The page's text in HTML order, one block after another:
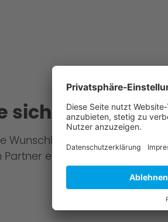
sich eine
Wunschliste hinzu & wählen
ein Gesamtangebot für